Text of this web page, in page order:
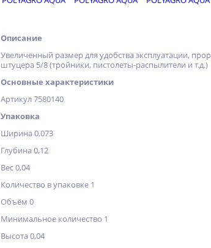
Описание
Увеличенный размер для удобства эксплуатации,
штуцера 5/8 (тройники, пистолеты-распылители и т.д.)
Основные характеристики
Артикул 7580140
Упаковка
Ширина 0,073
Глубина 0,12
Вес 0,04
Количество в упаковке 1
Объём 0
Минимальное количество 1
Высота 0,04